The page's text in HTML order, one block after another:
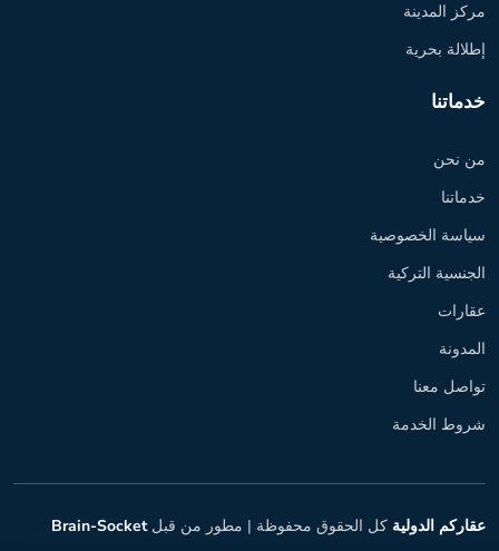
مركز المدينة
إطلالة بحرية
خدماتنا
من نحن
خدماتنا
سياسة الخصوصية
الجنسية التركية
عقارات
المدونة
تواصل معنا
شروط الخدمة
عقاركم الدولية كل الحقوق محفوظة | مطور من قبلBrain-Socket